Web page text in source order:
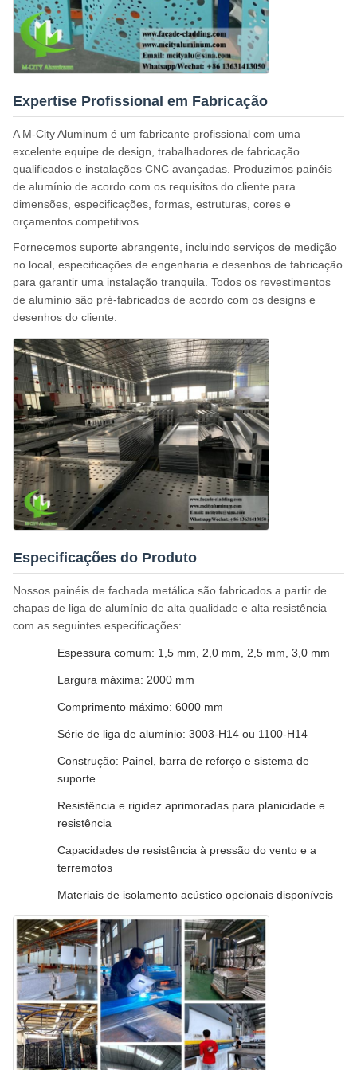
Expertise Profissional em Fabricação
A M-City Aluminum é um fabricante profissional com uma
excelente equipe de design, trabalhadores de fabricação
qualificados e instalações CNC avançadas. Produzimos painéis
de alumínio de acordo com os requisitos do cliente para
dimensões, especificações, formas, estruturas, cores e
orçamentos competitivos.
Fornecemos suporte abrangente, incluindo serviços de medição
no local, especificações de engenharia e desenhos de fabricação
para garantir uma instalação tranquila. Todos os revestimentos
de alumínio são pré-fabricados de acordo com os designs e
desenhos do cliente.
Especificações do Produto
Nossos painéis de fachada metálica são fabricados a partir de
chapas de liga de alumínio de alta qualidade e alta resistência
com as seguintes especificações:
Espessura comum: 1,5 mm, 2,0 mm, 2,5 mm, 3,0 mm
Largura máxima: 2000 mm
Comprimento máximo: 6000 mm
Série de liga de alumínio: 3003-H14 ou 1100-H14
Construção: Painel, barra de reforço e sistema de
suporte
Resistência e rigidez aprimoradas para planicidade e
resistência
Capacidades de resistência à pressão do vento e a
terremotos
Materiais de isolamento acústico opcionais disponíveis